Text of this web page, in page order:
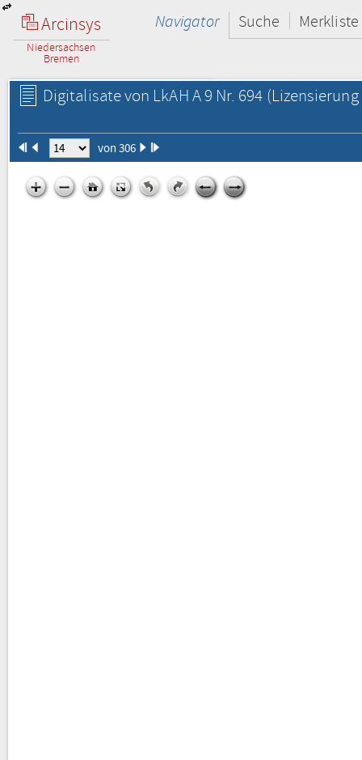
Arcinsys
Niedersachsen
Bremen
Navigator Suche Merkliste
Digitalisate von LkAH A 9 Nr. 694
von 306